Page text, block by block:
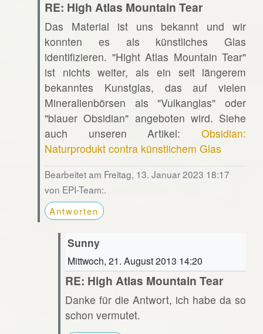
RE: High Atlas Mountain Tear
Das Material ist uns bekannt und wir
konnten es als künstliches Glas
identifizieren. "Hight Atlas Mountain Tear"
ist nichts weiter, als ein seit längerem
bekanntes Kunstglas, das auf vielen
Mineralienbörsen als "Vulkanglas" oder
"blauer Obsidian" angeboten wird. Siehe
auch unseren Artikel:Obsidian:
Naturprodukt contra künstlichem Glas
Bearbeitet am Freitag, 13. Januar 2023 18:17
von EPI-Team:.
Antworten
Sunny
Mittwoch, 21. August 2013 14:20
RE: High Atlas Mountain Tear
Danke für die Antwort, ich habe da so
schon vermutet.